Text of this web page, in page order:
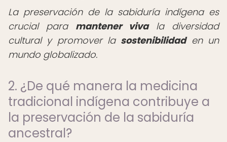
La preservación de la sabiduría indígena es
crucial para mantener vivala diversidad
cultural y promover la sostenibilidaden un
mundo globalizado.
2. ¿De qué manera la medicina
tradicional indígena contribuye a
la preservación de la sabiduría
ancestral?